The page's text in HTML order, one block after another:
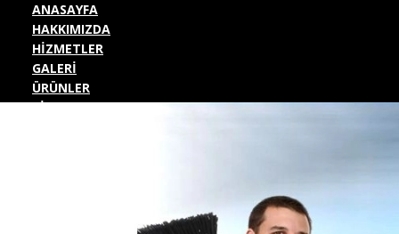
ANASAYFA
HAKKIMIZDA
HİZMETLER
GALERİ
ÜRÜNLER
BİZE ULAŞIN